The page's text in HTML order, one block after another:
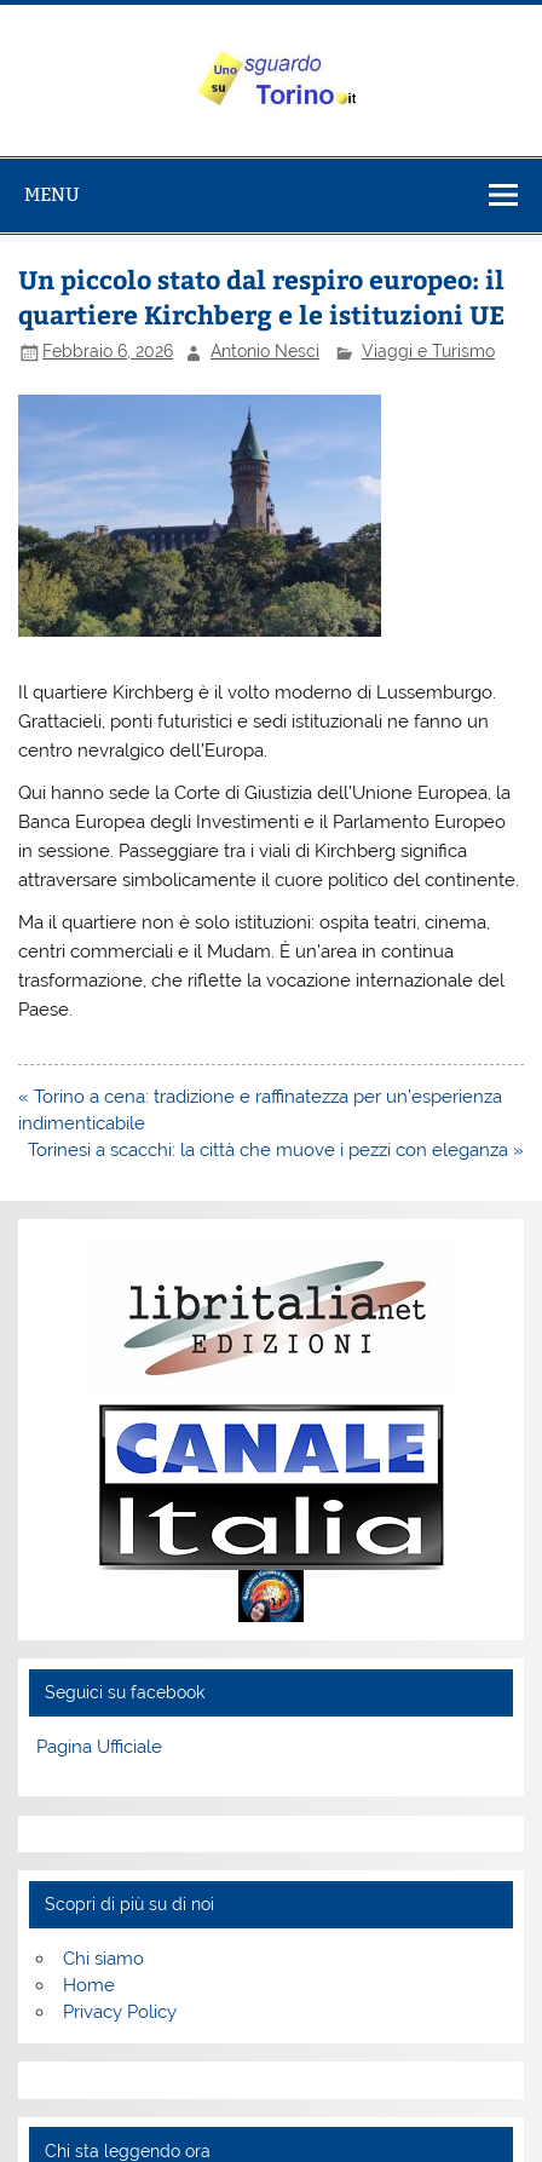
Salta
su Torino
MENU
Un piccolo stato dal respiro europeo: il
quartiere Kirchberg e le istituzioni UE
Febbraio 6, 2026 Antonio Nesci Viaggi e Turismo
Il quartiere Kirchberg è il volto moderno di Lussemburgo.
Grattacieli, ponti futuristici e sedi istituzionali ne fanno un
centro nevralgico dell’Europa.
Qui hanno sede la Corte di Giustizia dell’Unione Europea, la
Banca Europea degli Investimenti e il Parlamento Europeo
in sessione. Passeggiare tra i viali di Kirchberg significa
attraversare simbolicamente il cuore politico del continente.
Ma il quartiere non è solo istituzioni: ospita teatri, cinema,
centri commerciali e il Mudam. È un’area in continua
trasformazione, che riflette la vocazione internazionale del
Paese.
Navigazione
articoli
« Torino a cena: tradizione e raffinatezza per un’esperienza
indimenticabile
Torinesi a scacchi: la città che muove i pezzi con eleganza »
Seguici su facebook
Pagina Ufficiale
Scopri di più su di noi
Chi siamo
Home
Privacy Policy
Chi sta leggendo ora